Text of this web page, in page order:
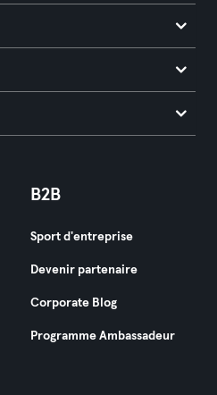
B2B
Sport d'entreprise
Devenir partenaire
Corporate Blog
Programme Ambassadeur